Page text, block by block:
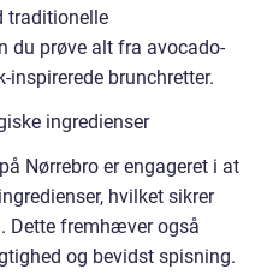
traditionelle
du prøve alt fra avocado-
brunchretter.
ingredienser
Nørrebro er engageret i at
hvilket sikrer
Dette fremhæver også
og bevidst spisning.